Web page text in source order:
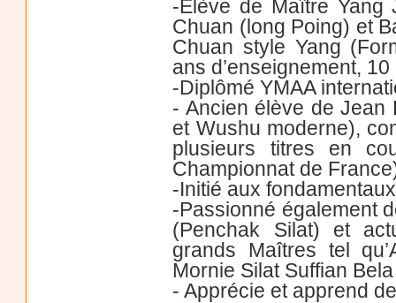
-Elève de Maître
Chuan (long Poing) et
Chuan style Yang
ans d’enseignement,
-Diplômé YMAA
- Ancien élève de Jean
et Wushu moderne),
plusieurs titres en
Championnat de
-Initié aux
-Passionné également
(Penchak Silat) et
grands Maîtres tel
Mornie Silat Suffian
- Apprécie et apprend